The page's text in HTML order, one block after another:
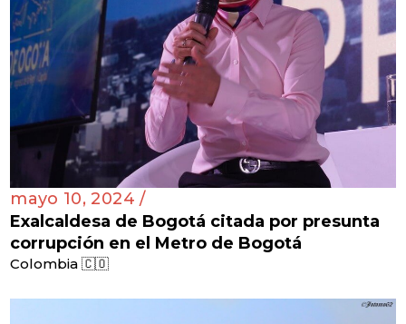
mayo 10, 2024 /
Exalcaldesa de Bogotá citada por presunta
corrupción en el Metro de Bogotá
Colombia 🇨🇴